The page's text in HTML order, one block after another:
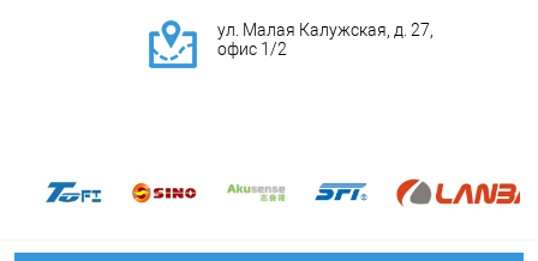
ул. Малая Калужская, д. 27,
офис 1/2